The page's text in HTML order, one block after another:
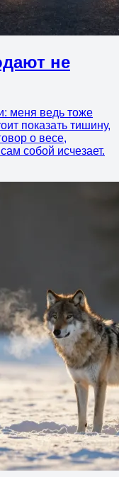
не
меня ведь тоже
показать тишину,
о весе,
собой исчезает.